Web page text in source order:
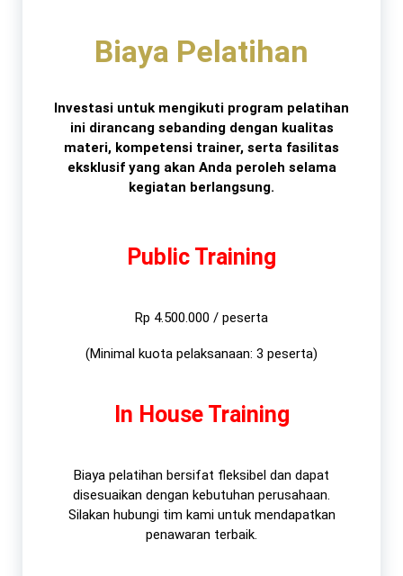
Biaya Pelatihan
Investasi untuk mengikuti program pelatihan
ini dirancang sebanding dengan kualitas
materi, kompetensi trainer, serta fasilitas
eksklusif yang akan Anda peroleh selama
kegiatan berlangsung.
Public Training
Rp 4.500.000 / peserta
(Minimal kuota pelaksanaan: 3 peserta)
In House Training
Biaya pelatihan bersifat fleksibel dan dapat
disesuaikan dengan kebutuhan perusahaan.
Silakan hubungi tim kami untuk mendapatkan
penawaran terbaik.​